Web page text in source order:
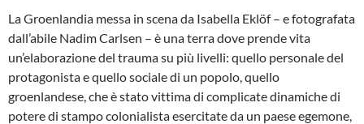
La Groenlandia messa in scena da Isabella Eklöf – e fotografata
dall’abile Nadim Carlsen – è una terra dove prende vita
un’elaborazione del trauma su più livelli: quello personale del
protagonista e quello sociale di un popolo, quello
groenlandese, che è stato vittima di complicate dinamiche di
potere di stampo colonialista esercitate da un paese egemone,